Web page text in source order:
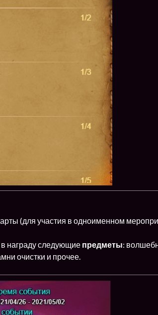
(для участия в одноименном
в награду следующие предметы:
очистки и прочее.